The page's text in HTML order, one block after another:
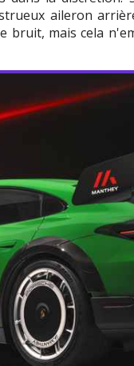
aileron
bruit, mais cela